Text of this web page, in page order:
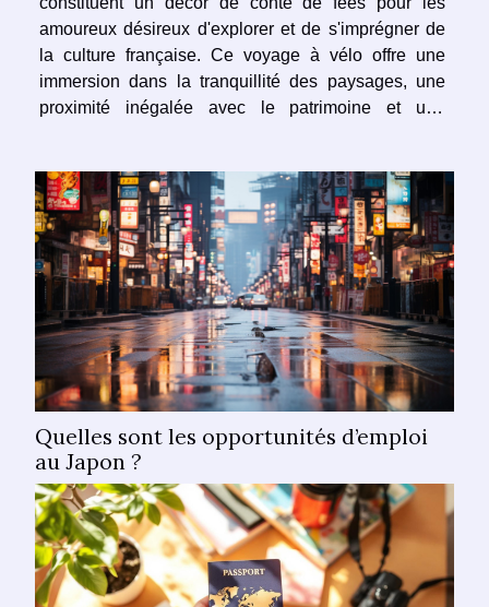
amoureux désireux d'explorer et de s'imprégner de
la culture française. Ce voyage à vélo offre une
immersion dans la tranquillité des paysages, une
proximité inégalée avec le patrimoine et une
de créer des...
Quelles sont les opportunités d’emploi
au Japon ?